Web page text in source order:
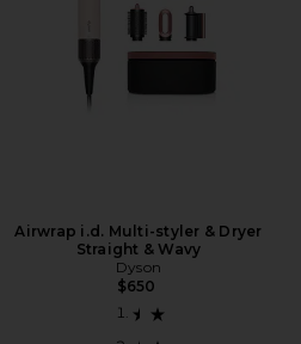
Airwrap i.d. Multi-styler & Dryer
Straight & Wavy
Dyson
$650